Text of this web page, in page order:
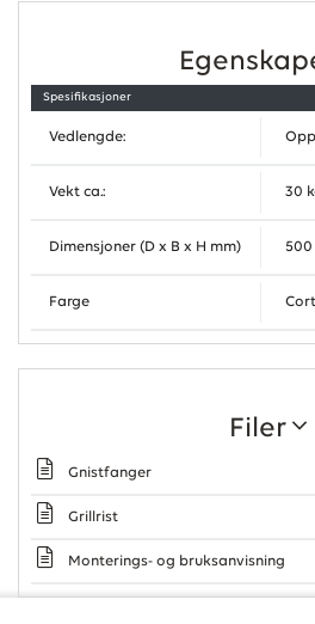
Spesifikasjoner
Vedlengde:
Vekt ca.: 30
Dimensjoner (D x B x H mm) 500
Farge
Filer
Gnistfanger
Grillrist
Monterings- og bruksanvisning